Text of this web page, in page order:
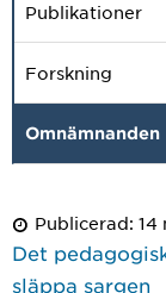
Publikationer
Forskning
Omnämnanden
Publicerad: 14
Det
släppa sargen